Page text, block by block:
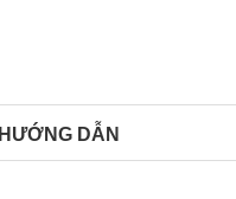
HƯỚNG DẪN